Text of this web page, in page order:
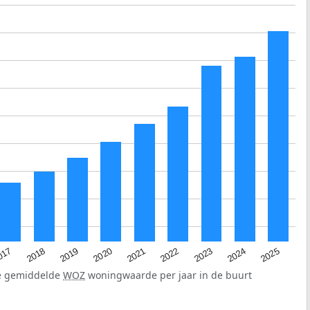
2018 2019 2020 2021 2022 2023 2024 2025
gemiddelde WOZ woningwaarde per jaar in de buurt